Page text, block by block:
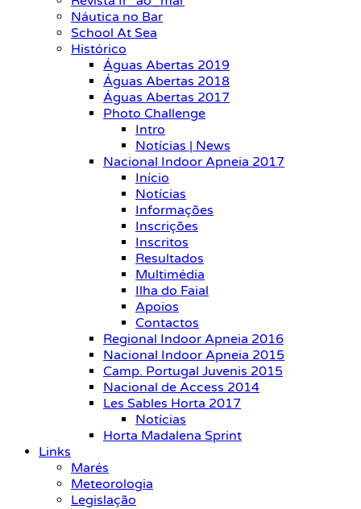
Náutica no Bar
School At Sea
Histórico
Águas Abertas 2019
Águas Abertas 2018
Águas Abertas 2017
Photo Challenge
Intro
Notícias | News
Nacional Indoor Apneia 2017
Início
Notícias
Informações
Inscrições
Inscritos
Resultados
Multimédia
Ilha do Faial
Apoios
Contactos
Regional Indoor Apneia 2016
Nacional Indoor Apneia 2015
Camp. Portugal Juvenis 2015
Nacional de Access 2014
Les Sables Horta 2017
Notícias
Horta Madalena Sprint
Links
Marés
Meteorologia
Legislação